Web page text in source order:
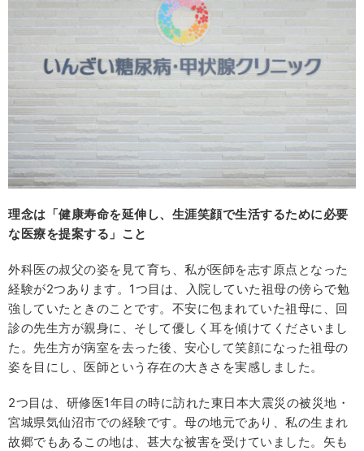
理念は「健康寿命を延伸し、生涯笑顔で生活するために必要
な医療を提案する」こと
外科医の叔父の姿を見て育ち、私が医師を志す原点となった
経験が2つあります。1つ目は、入院していた祖母の傍らで勉
強していたときのことです。不安に包まれていた祖母に、回
診の先生方が親身に、そして優しく耳を傾けてくださいまし
た。先生方が病室を去った後、安心して笑顔になった祖母の
姿を目にし、医師という存在の大きさを実感しました。
2つ目は、研修医1年目の時に訪れた東日本大震災の被災地・
宮城県気仙沼市での経験です。母の地元であり、私の生まれ
故郷でもあるこの地は、甚大な被害を受けていました。矢も